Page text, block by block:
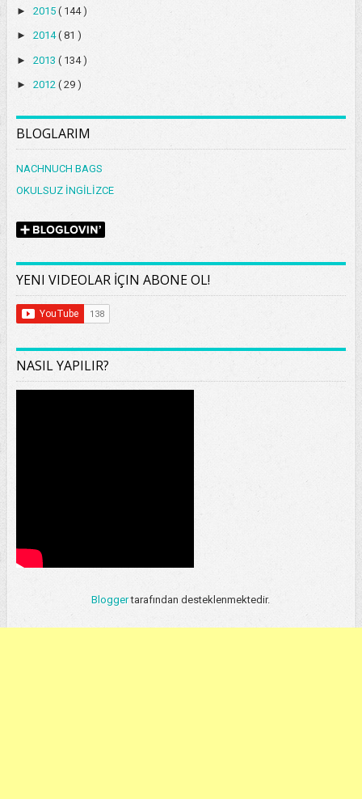
► 2015 ( 144 )
► 2014( 81 )
► 2013 ( 134 )
► 2012 ( 29 )
BLOGLARIM
NACHNUCH BAGS
OKULSUZ İNGİLİZCE
YENI VIDEOLAR İÇIN ABONE OL!
NASIL YAPILIR?
Bloggertarafından desteklenmektedir.